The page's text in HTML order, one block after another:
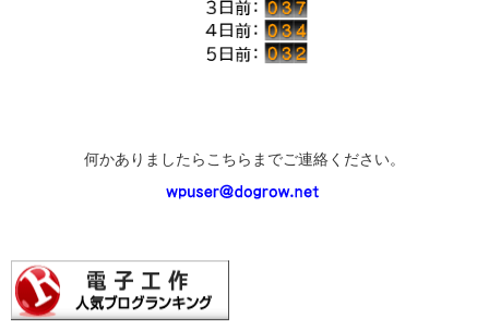
何かありましたらこちらまでご連絡ください。